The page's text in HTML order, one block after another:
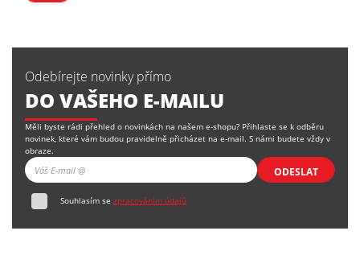
Odebírejte novinky přímo
DO VAŠEHO E-MAILU
Měli byste rádi přehled o novinkách na našem e-shopu? Přihlaste se k odběru
novinek, které vám budou pravidelně přicházet na e-mail. S námi budete vždy v
obraze.
ODESLAT
Souhlasím se zpracováním údajů